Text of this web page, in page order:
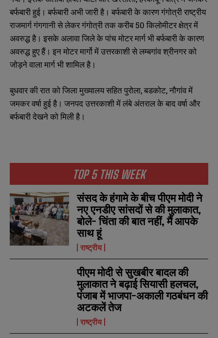
TOP 5 THIS WEEK
संसद के हंगामे के बीच पीएम मोदी ने
नए एनडीए सांसदों से की मुलाकात,
बोले- चिंता की बात नहीं, मैं आपके
साथ हूं
राष्ट्रीय
पीएम मोदी से सुखबीर बादल की
मुलाकात ने बढ़ाई सियासी हलचल,
पंजाब में भाजपा-अकाली गठबंधन की
अटकलें तेज
राष्ट्रीय
बर्फबारी हुई। बर्फबारी अभी जारी है। बर्फबारी के कारण गंगोत्री राष्ट्रीय
राजमार्ग गंगगानी से लेकर गंगोत्री तक करीब 50 किलोमीटर क्षेत्र में
अवरुद्ध है। इसके अलावा जिले के पांच मोटर मार्ग भी बर्फबारी के कारण
अवरुद्ध हुए हैं। इन मोटर मार्गो में उत्तरकाशी से लम्बगांव श्रीनगर को
जोड़ने वाला मार्ग भी शामिल है।
बुधवार की रात को जिला मुख्यालय सहित पुरोला, बडकोट, नौगांव में
जमकर वर्षा हुई है। जनपद उत्तरकाशी में लंबे अंतराल के बाद वर्षा और
बर्फबारी देखने को मिली है।